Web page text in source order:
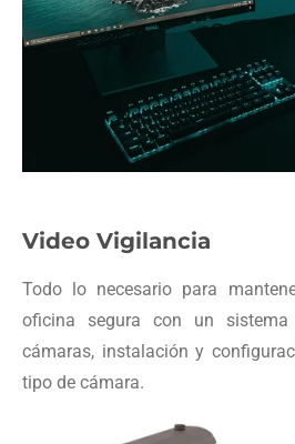
Video Vigilancia
Todo lo necesario para
oficina segura con un
cámaras, instalación y
tipo de cámara.